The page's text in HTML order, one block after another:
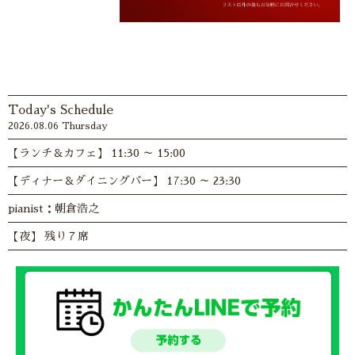
Today's Schedule
2026.08.06 Thursday
【ランチ＆カフェ】 11:30 ～ 15:00
【ディナー＆ダイニングバー】 17:30 ～ 23:30
pianist：朝倉浩之
【夜】 残り７席